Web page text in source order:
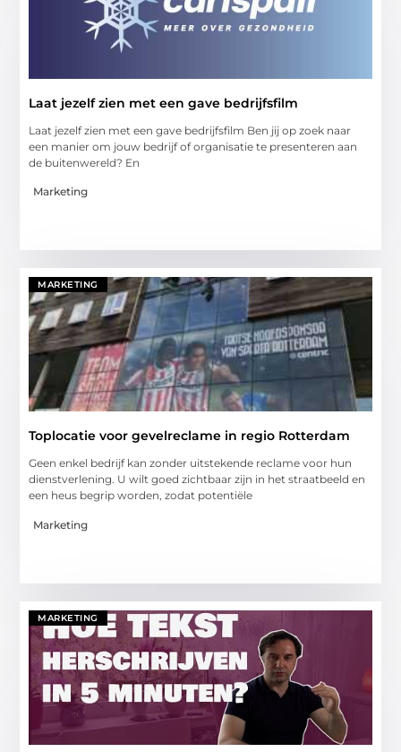
Laat jezelf zien met een gave bedrijfsfilm
Laat jezelf zien met een gave bedrijfsfilm Ben jij op zoek naar
een manier om jouw bedrijf of organisatie te presenteren aan
de buitenwereld? En
Marketing
MARKETING
Toplocatie voor gevelreclame in regio Rotterdam
Geen enkel bedrijf kan zonder uitstekende reclame voor hun
dienstverlening. U wilt goed zichtbaar zijn in het straatbeeld en
een heus begrip worden, zodat potentiële
Marketing
MARKETING